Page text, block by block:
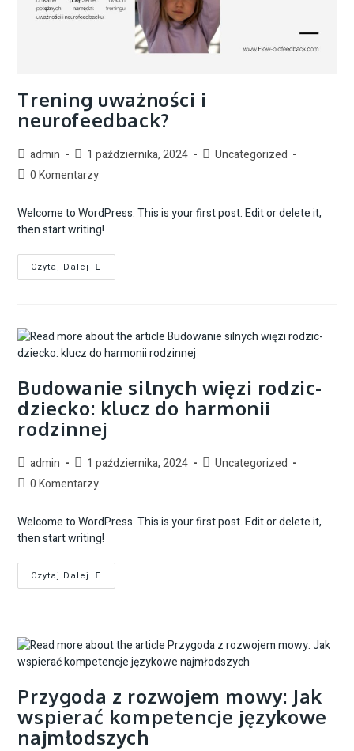
Trening uważności i
neurofeedback?
admin 1 października, 2024
Uncategorized
0 Komentarzy
Welcome to WordPress. This is your first post. Edit or delete it,
then start writing!
Czytaj Dalej
Budowanie silnych więzi rodzic-
dziecko: klucz do harmonii
rodzinnej
admin 1 października, 2024
Uncategorized
0 Komentarzy
Welcome to WordPress. This is your first post. Edit or delete it,
then start writing!
Czytaj Dalej
Przygoda z rozwojem mowy: Jak
wspierać kompetencje językowe
najmłodszych